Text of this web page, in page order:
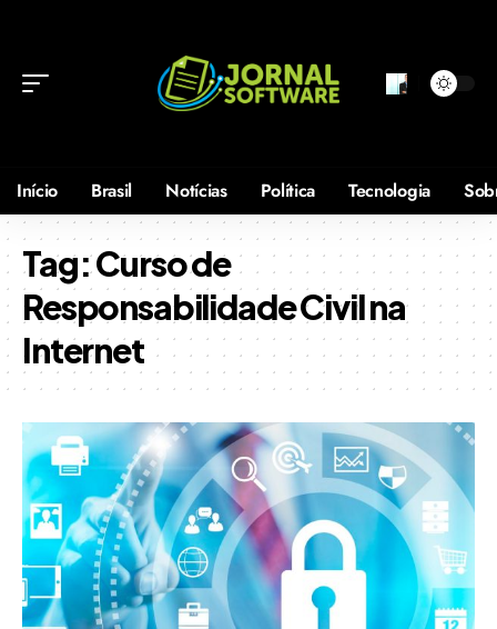
Início Brasil Notícias Política Tecnologia
Tag:Curso de
Responsabilidade Civil na
Internet